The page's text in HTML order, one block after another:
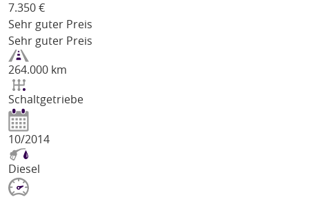
7.350 €
Sehr guter Preis
Sehr guter Preis
264.000 km
Schaltgetriebe
10/2014
Diesel